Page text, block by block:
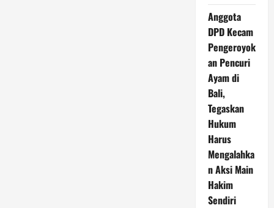
Anggota
DPD Kecam
Pengeroyok
an Pencuri
Ayam di
Bali,
Tegaskan
Hukum
Harus
Mengalahka
n Aksi Main
Hakim
Sendiri